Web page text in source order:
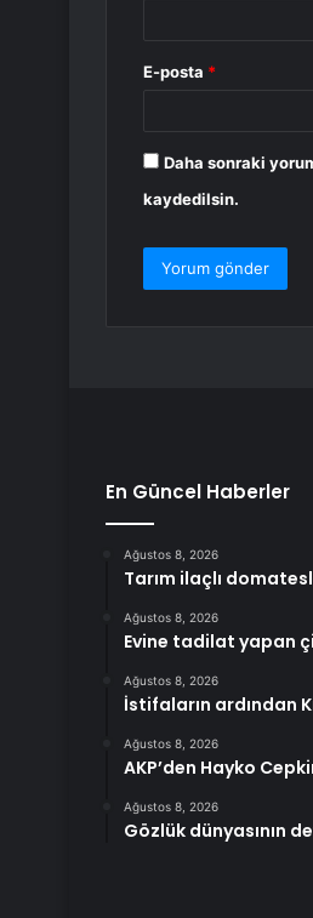
E-posta *
Daha sonraki
kaydedilsin.
En Güncel Haberler
Ağustos 8, 2026
Tarım ilaçlı
Ağustos 8, 2026
Evine tadilat yapan
Ağustos 8, 2026
İstifaların ardından
Ağustos 8, 2026
AKP’den Hayko
Ağustos 8, 2026
Gözlük dünyasının